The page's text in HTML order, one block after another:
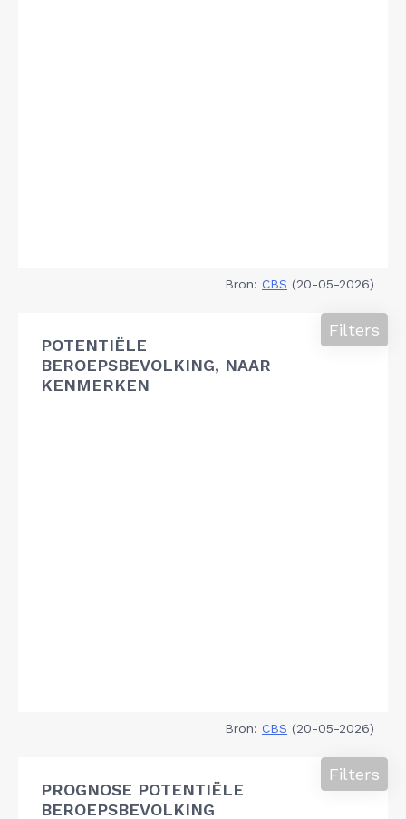
Bron: CBS (20-05-2026)
POTENTIËLE
BEROEPSBEVOLKING, NAAR
KENMERKEN
Filters
Bron: CBS (20-05-2026)
PROGNOSE POTENTIËLE
BEROEPSBEVOLKING
Filters